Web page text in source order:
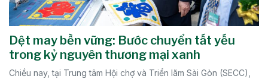
Dệt may bền vững: Bước chuyển tất yếu
trong kỷ nguyên thương mại xanh
Chiều nay, tại Trung tâm Hội chợ và Triển lãm Sài Gòn (SECC),